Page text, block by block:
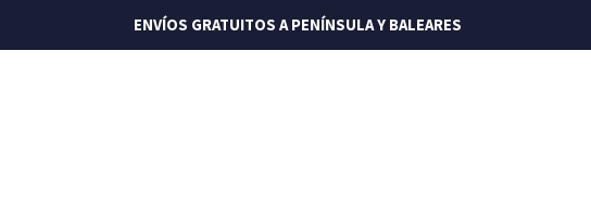
ENVÍOS GRATUITOS A PENÍNSULA Y BALEARES